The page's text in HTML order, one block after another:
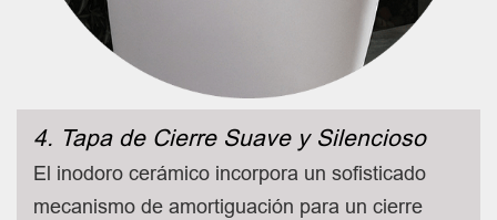
4. Tapa de Cierre Suave y Silencioso
El inodoro cerámico incorpora un sofisticado
mecanismo de amortiguación para un cierre